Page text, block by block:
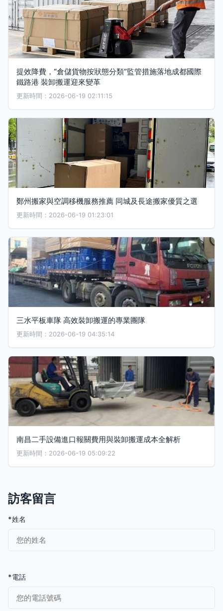
提效降費，“倉儲貨物按狀態分類”監管措施落地成都國際
鐵路港 裝卸搬運迎來變革
更新時間：2026-06-19 02:11:15
鄭州搬家與空調移機服務推薦 同城及長途搬家優質之選
更新時間：2026-06-19 01:23:01
三水平板車隊 高效裝卸搬運的專業團隊
更新時間：2026-06-19 04:35:14
南昌二手設備進口報關費用與裝卸搬運成本全解析
更新時間：2026-06-19 05:09:22
訪客留言
*姓名
*電話